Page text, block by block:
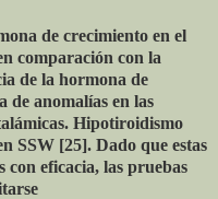
de crecimiento en el
comparación con la
de la hormona de
de anomalías en las
Hipotiroidismo
SSW [25]. Dado que estas
con eficacia, las pruebas